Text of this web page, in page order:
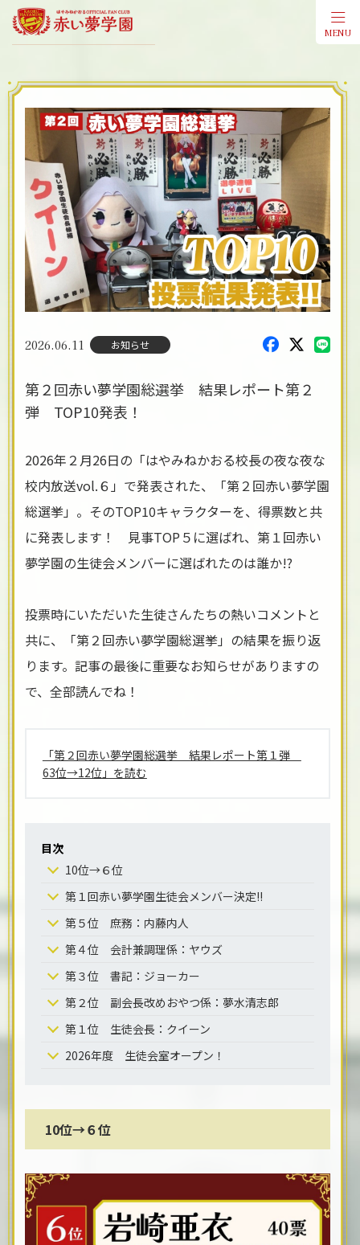
MENU
会員登録
2026.06.11 お知らせ
第２回赤い夢学園総選挙 結果レポート第２
弾 TOP10発表！
2026年２月26日の「はやみねかおる校長の夜な夜な
校内放送vol.６」で発表された、「第２回赤い夢学園
総選挙」。そのTOP10キャラクターを、得票数と共
に発表します！ 見事TOP５に選ばれ、第１回赤い
夢学園の生徒会メンバーに選ばれたのは誰か!?
投票時にいただいた生徒さんたちの熱いコメントと
共に、「第２回赤い夢学園総選挙」の結果を振り返
ります。記事の最後に重要なお知らせがありますの
で、全部読んでね！
「第２回赤い夢学園総選挙 結果レポート第１弾
63位→12位」を読む
目次
10位→６位
第１回赤い夢学園生徒会メンバー決定!!
第５位 庶務：内藤内人
第４位 会計兼調理係：ヤウズ
第３位 書記：ジョーカー
第２位 副会長改めおやつ係：夢水清志郎
第１位 生徒会長：クイーン
2026年度 生徒会室オープン！
10位→６位